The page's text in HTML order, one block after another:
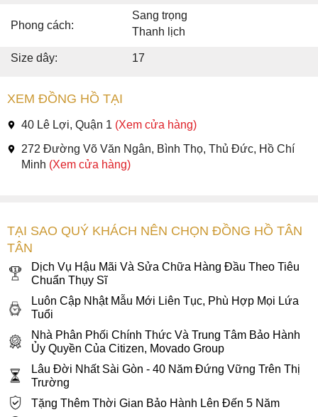
Phong cách:
Sang trọng
Thanh lịch
Size dây: 17
XEM ĐỒNG HỒ TẠI
40 Lê Lợi, Quận 1 (Xem cửa hàng)
272 Đường Võ Văn Ngân, Bình Thọ, Thủ Đức, Hồ Chí
Minh (Xem cửa hàng)
TẠI SAO QUÝ KHÁCH NÊN CHỌN ĐỒNG HỒ TÂN
TÂN
Dịch Vụ Hậu Mãi Và Sửa Chữa Hàng Đầu Theo Tiêu
Chuẩn Thụy Sĩ
Luôn Cập Nhật Mẫu Mới Liên Tục, Phù Hợp Mọi Lứa
Tuổi
Nhà Phân Phối Chính Thức Và Trung Tâm Bảo Hành
Ủy Quyền Của Citizen, Movado Group
Lâu Đời Nhất Sài Gòn - 40 Năm Đứng Vững Trên Thị
Trường
Tặng Thêm Thời Gian Bảo Hành Lên Đến 5 Năm